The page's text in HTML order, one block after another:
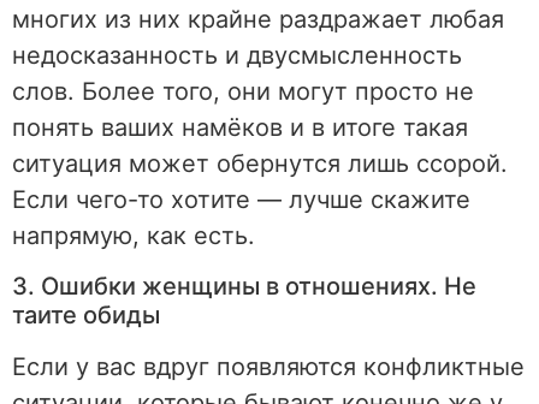
многих из них крайне раздражает любая
недосказанность и двусмысленность
слов. Более того, они могут просто не
понять ваших намёков и в итоге такая
ситуация может обернутся лишь ссорой.
Если чего-то хотите — лучше скажите
напрямую, как есть.
3. Ошибки женщины в отношениях. Не
таите обиды
Если у вас вдруг появляются конфликтные